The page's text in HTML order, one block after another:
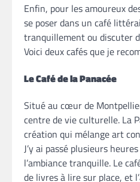
Enfin, pour les amoureux
se poser dans un café
tranquillement ou discuter
Voici deux cafés que je
Le Café de la Panacée
Situé au cœur de
centre de vie culturelle. La
création qui mélange art
J’y ai passé plusieurs
l’ambiance tranquille. Le
de livres à lire sur place, et